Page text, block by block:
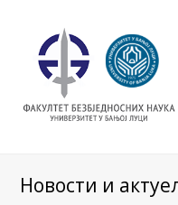
Новости и